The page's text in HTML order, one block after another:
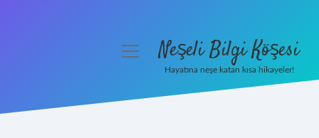
menüyüNeşeli Bilgi Köşesi
Hayatına neşe katan kısa hikayeler!